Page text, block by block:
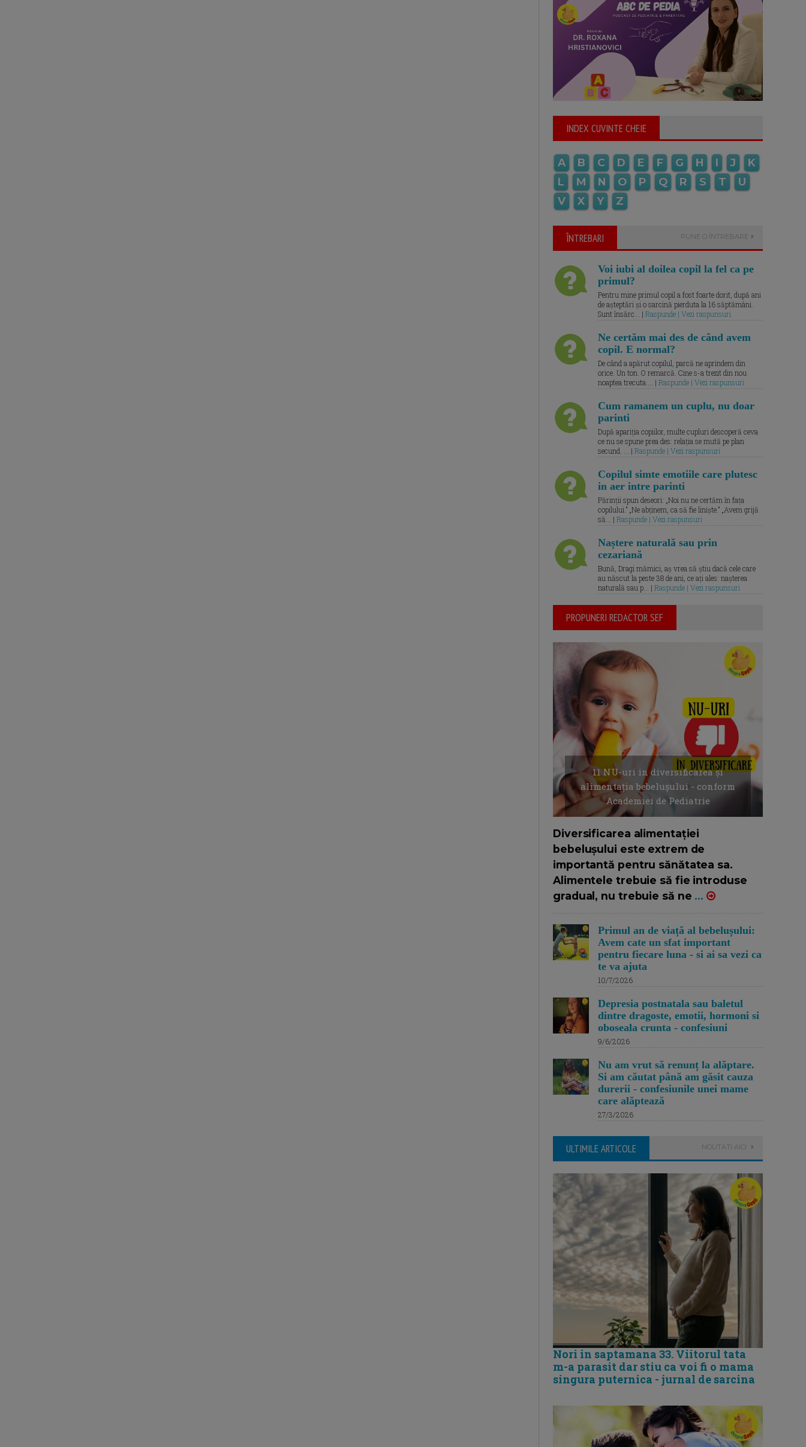
INDEX CUVINTE CHEIE
A B C D E F G H I J
K
L
M N O P Q R S T
U
V
X Y Z
ÎNTREBARI PUNE O ÎNTREBARE
Voi iubi al doilea copil la fel ca pe
primul?
Pentru mine primul copil a fost foarte dorit, după ani
de așteptări și o sarcină pierduta la 16 săptămâni.
Sunt însărc... | Raspunde | Vezi raspunsuri
Ne certăm mai des de când avem
copil. E normal?
De când a apărut copilul, parcă ne aprindem din
orice. Un ton. O remarcă. Cine s-a trezit din nou
noaptea trecuta.... | Raspunde | Vezi raspunsuri
Cum ramanem un cuplu, nu doar
parinti
După apariția copiilor, multe cupluri descoperă ceva
ce nu se spune prea des: relația se mută pe plan
secund. ... | Raspunde | Vezi raspunsuri
Copilul simte emotiile care plutesc
in aer intre parinti
Părinții spun deseori: „Noi nu ne certăm în fața
copilului.” „Ne abținem, ca să fie liniște.” „Avem grijă
să... | Raspunde | Vezi raspunsuri
Naștere naturală sau prin
cezariană
Bună, Dragi mămici, aș vrea să știu dacă cele care
au născut la peste 38 de ani, ce ați ales: nașterea
naturală sau p... | Raspunde | Vezi raspunsuri
PROPUNERI REDACTOR SEF
11 NU-uri in diversificarea și
alimentația bebelușului - conform
Academiei de Pediatrie
Diversificarea alimentației
bebelușului este extrem de
importantă pentru sănătatea sa.
Alimentele trebuie să fie introduse
gradual, nu trebuie să ne ...
Primul an de viață al bebelușului:
Avem cate un sfat important
pentru fiecare luna - si ai sa vezi ca
te va ajuta
10/7/2026
Depresia postnatala sau baletul
dintre dragoste, emotii, hormoni si
oboseala crunta - confesiuni
9/6/2026
Nu am vrut să renunț la alăptare.
Si am căutat până am găsit cauza
durerii - confesiunile unei mame
care alăptează
27/3/2026
ULTIMILE ARTICOLE NOUTATI AICI
Nori in saptamana 33. Viitorul tata
m-a parasit dar stiu ca voi fi o mama
singura puternica - jurnal de sarcina